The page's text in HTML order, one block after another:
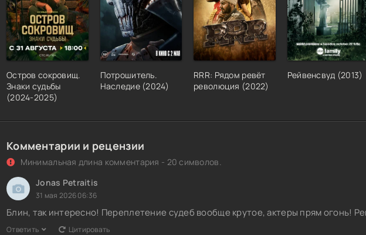
Остров сокровищ.
Знаки судьбы
(2024-2025)
Потрошитель.
Наследие (2024)
RRR: Рядом ревёт
революция (2022)
Рейвенсвуд (2013)
Комментарии и рецензии
Минимальная длина комментария - 20 символов.
Jonas Petraitis
31 мая 2026 06:36
Блин, так интересно! Переплетение судеб вообще крутое, актеры прям огонь!
Ответить Цитировать